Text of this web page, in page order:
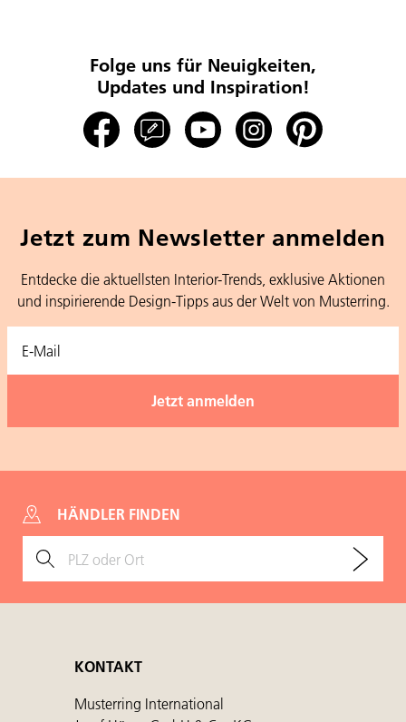
Folge uns für Neuigkeiten,
Updates und Inspiration!
Jetzt zum Newsletter anmelden
Entdecke die aktuellsten Interior-Trends, exklusive Aktionen
und inspirierende Design-Tipps aus der Welt von Musterring.
HÄNDLER FINDEN
KONTAKT
Musterring International